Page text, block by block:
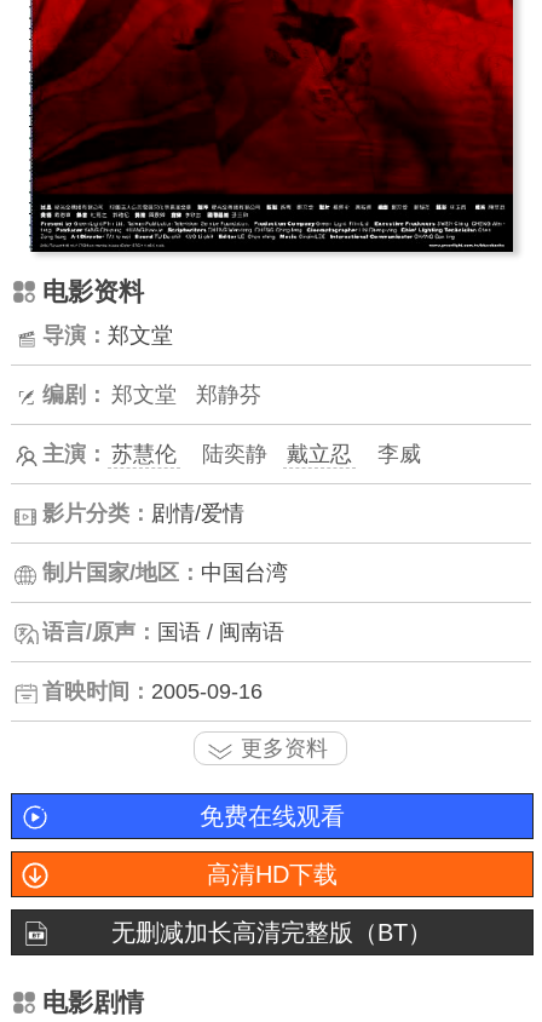
电影资料
导演： 郑文堂
编剧： 郑文堂 郑静芬
主演： 苏慧伦 陆奕静 戴立忍 李威
影片分类： 剧情/爱情
制片国家/地区： 中国台湾
语言/原声： 国语 / 闽南语
首映时间： 2005-09-16
更多资料
免费在线观看
高清HD下载
无删减加长高清完整版（BT）
电影剧情